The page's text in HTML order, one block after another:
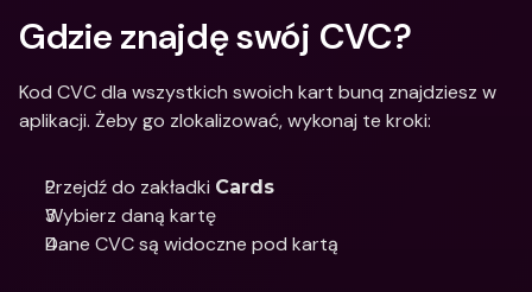
Gdzie znajdę swój CVC?
Kod CVC dla wszystkich swoich kart bunq znajdziesz w
aplikacji. Żeby go zlokalizować, wykonaj te kroki:
Przejdź do zakładki Cards
Wybierz daną kartę
Dane CVC są widoczne pod kartą